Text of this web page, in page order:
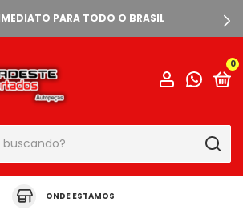
PARA TODO O BRASIL
0
ONDE ESTAMOS